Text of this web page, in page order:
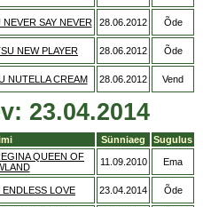
SAY NEVER 28.06.2012 Õde
NEW PLAYER 28.06.2012 Õde
NUTELLA CREAM 28.06.2012 Vend
23.04.2014
Sünniaeg
Sugulus
QUEEN OF
11.09.2010 Ema
LOVE 23.04.2014 Õde